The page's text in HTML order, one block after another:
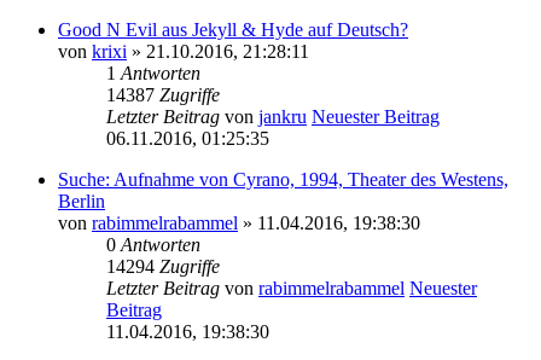
Good N Evil aus Jekyll & Hyde auf Deutsch?
von krixi » 21.10.2016, 21:28:11
1 Antworten
14387 Zugriffe
Letzter Beitrag von jankru Neuester Beitrag
06.11.2016, 01:25:35
Suche: Aufnahme von Cyrano, 1994, Theater des Westens,
Berlin
von rabimmelrabammel » 11.04.2016, 19:38:30
0 Antworten
14294 Zugriffe
Letzter Beitrag von rabimmelrabammel Neuester
Beitrag
11.04.2016, 19:38:30